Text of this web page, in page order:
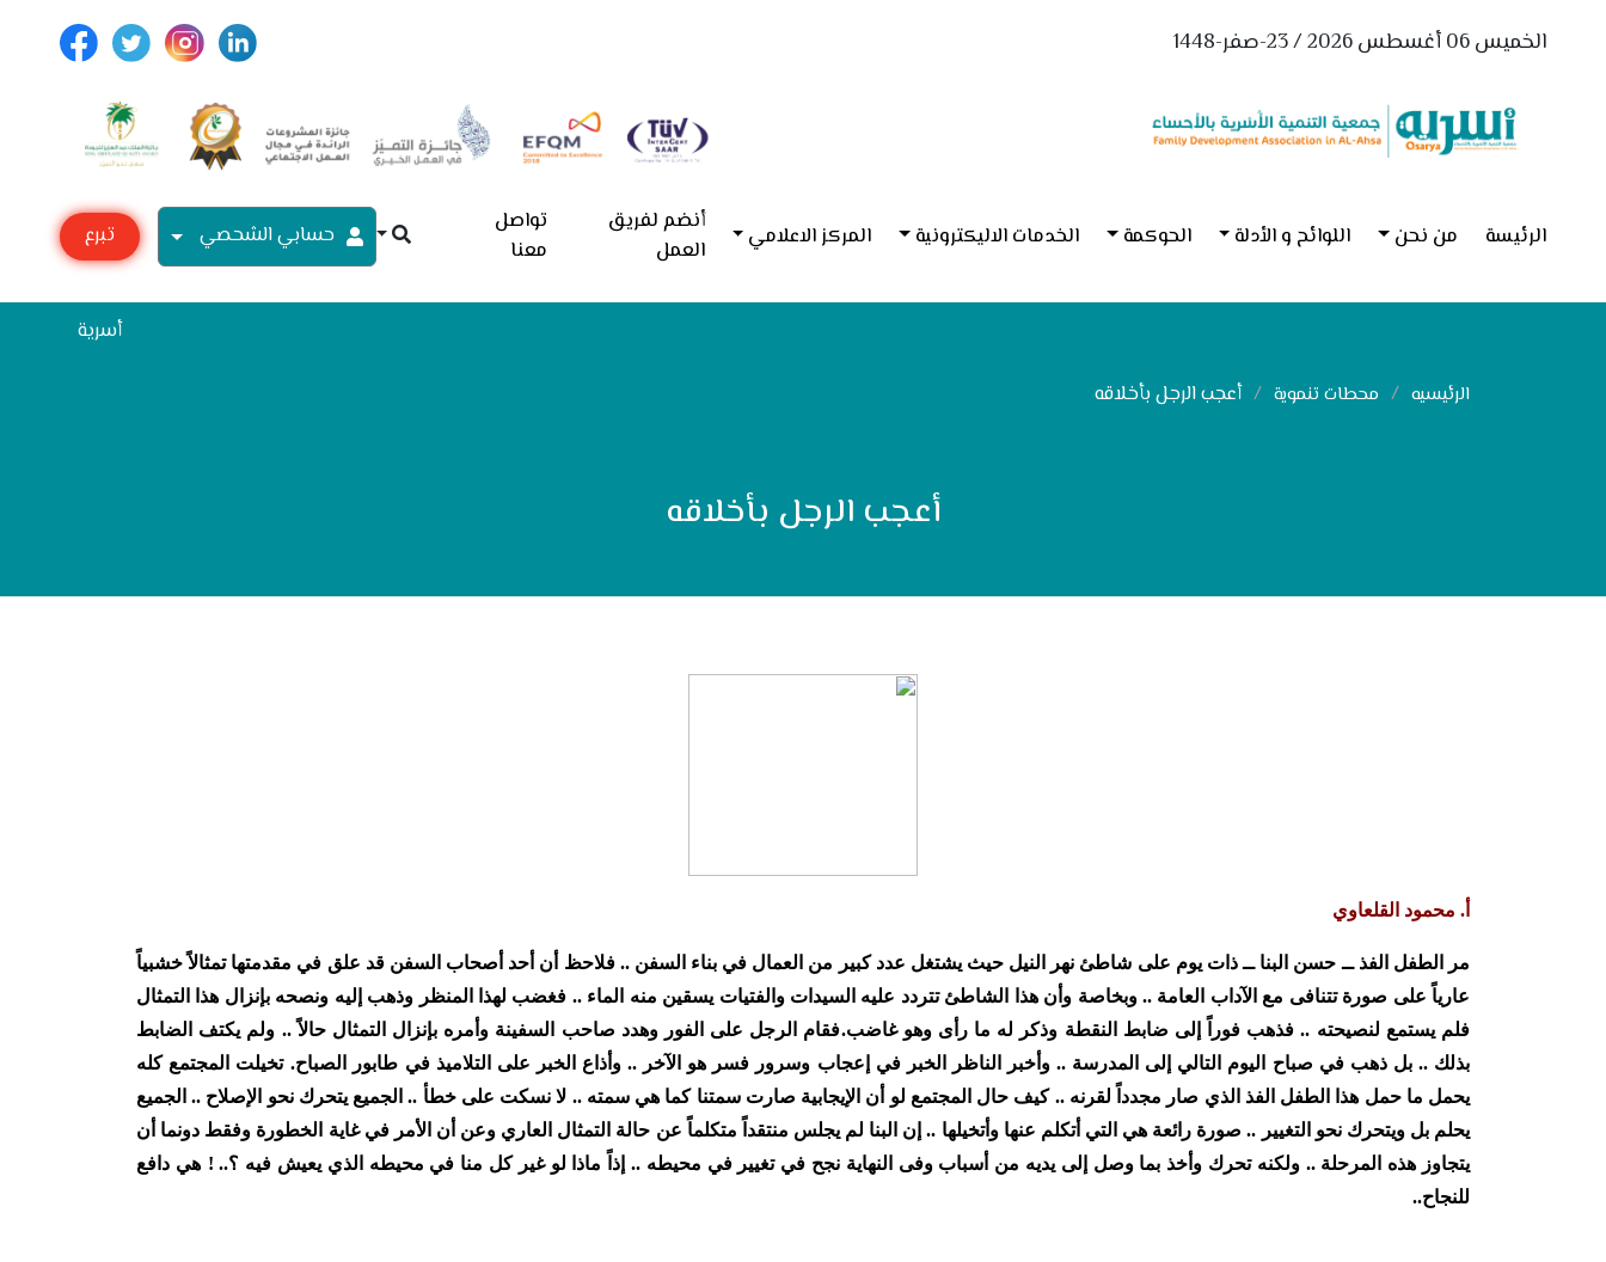
الخميس 06 أغسطس 2026 / 23-صفر-1448
الرئيسة من نحن اللوائح و الأدلة الحوكمة الخدمات الاليكترونية المركز الاعلامي
أنضم لفريق
العمل
تواصل
معنا
حسابي الشحصي
تبرع
أسرية
الرئيسيه محطات تنموية أعجب الرجل بأخلاقه
أعجب الرجل بأخلاقه
أ. محمود القلعاوي
مر الطفل الفذ ــ حسن البنا ــ ذات يوم على شاطئ نهر النيل حيث يشتغل عدد كبير من العمال في بناء السفن .. فلاحظ أن أحد أصحاب السفن قد علق في مقدمتها تمثالاً خشبياً
عارياً على صورة تتنافى مع الآداب العامة .. وبخاصة وأن هذا الشاطئ تتردد عليه السيدات والفتيات يسقين منه الماء .. فغضب لهذا المنظر وذهب إليه ونصحه بإنزال هذا التمثال
فلم يستمع لنصيحته .. فذهب فوراً إلى ضابط النقطة وذكر له ما رأى وهو غاضب.فقام الرجل على الفور وهدد صاحب السفينة وأمره بإنزال التمثال حالاً .. ولم يكتف الضابط
بذلك ..بل ذهب في صباح اليوم التالي إلى المدرسة .. وأخبر الناظر الخبر في إعجاب وسرور فسر هو الآخر .. وأذاع الخبر على التلاميذ في طابور الصباح. تخيلت المجتمع كله
يحمل ما حمل هذا الطفل الفذ الذي صار مجدداً لقرنه ..كيف حال المجتمع لو أن الإيجابية صارت سمتنا كما هي سمته .. لا نسكت على خطأ .. الجميع يتحرك نحو الإصلاح .. الجميع
يحلم بل ويتحرك نحو التغيير .. صورة رائعة هي التي أتكلم عنها وأتخيلها .. إن البنا لم يجلس منتقداً متكلماً عن حالة التمثال العاري وعن أن الأمر في غاية الخطورة وفقط دونما أن
يتجاوز هذه المرحلة .. ولكنه تحرك وأخذ بما وصل إلى يديه من أسباب وفى النهاية نجح في تغيير في محيطه .. إذاً ماذا لو غير كل منا في محيطه الذي يعيش فيه ؟! .. هي دافع
للنجاح..